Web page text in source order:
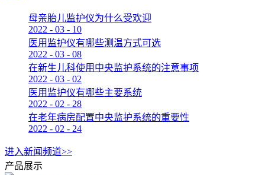
母亲胎儿监护仪为什么受欢迎
2022 - 03 - 10
医用监护仪有哪些测温方式可选
2022 - 03 - 08
在新生儿科使用中央监护系统的注意事项
2022 - 03 - 02
医用监护仪有哪些主要系统
2022 - 02 - 28
在老年病房配置中央监护系统的重要性
2022 - 02 - 24
进入新闻频道>>
产品展示